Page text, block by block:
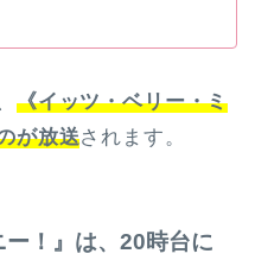
《イッツ・ベリー・ミ
が放送されます。
ー！』は、20時台に